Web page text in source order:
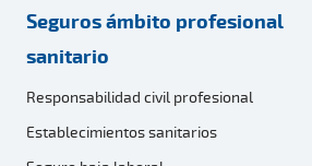
Seguros ámbito profesional
sanitario
Responsabilidad civil profesional
Establecimientos sanitarios